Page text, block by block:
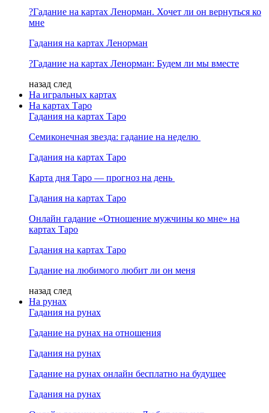
?Гадание на картах Ленорман. Хочет ли он вернуться ко
мне
Гадания на картах Ленорман
?Гадание на картах Ленорман: Будем ли мы вместе
назад след
На игральных картах
На картах Таро
Гадания на картах Таро
Семиконечная звезда: гадание на неделю
Гадания на картах Таро
Карта дня Таро — прогноз на день
Гадания на картах Таро
Онлайн гадание «Отношение мужчины ко мне» на
картах Таро
Гадания на картах Таро
Гадание на любимого любит ли он меня
назад след
На рунах
Гадания на рунах
Гадание на рунах на отношения
Гадания на рунах
Гадание на рунах онлайн бесплатно на будущее
Гадания на рунах